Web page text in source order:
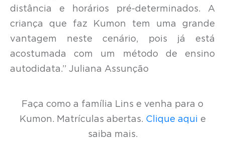
distância e horários pré-determinados. A
criança que faz Kumon tem uma grande
vantagem neste cenário, pois já está
acostumada com um método de ensino
autodidata.” Juliana Assunção
Faça como a família Lins e venha para o
Kumon. Matrículas abertas. Clique aqui e
saiba mais.